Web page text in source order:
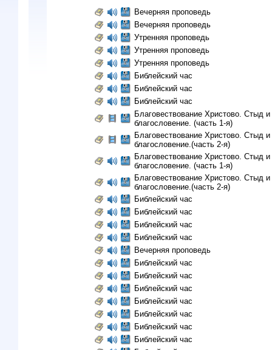
Вечерняя проповедь
Вечерняя проповедь
Утренняя проповедь
Утренняя проповедь
Утренняя проповедь
Библейский час
Библейский час
Библейский час
Благовествование Христово. Стыд и
благословение. (часть 1-я)
Благовествование Христово. Стыд и
благословение.(часть 2-я)
Благовествование Христово. Стыд и
благословение. (часть 1-я)
Благовествование Христово. Стыд и
благословение.(часть 2-я)
Библейский час
Библейский час
Библейский час
Библейский час
Вечерняя проповедь
Библейский час
Библейский час
Библейский час
Библейский час
Библейский час
Библейский час
Библейский час